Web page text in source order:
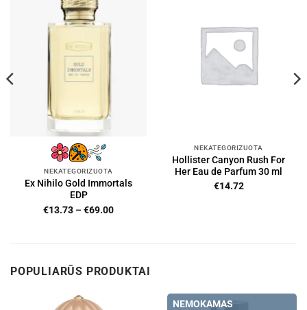
NEKATEGORIZUOTA
Ex Nihilo Gold Immortals
EDP
€13.73 – €69.00Price
NEKATEGORIZUOTA
Hollister Canyon Rush For
Her Eau de Parfum 30 ml
€14.72
POPULIARŪS PRODUKTAI
NEMOKAMAS